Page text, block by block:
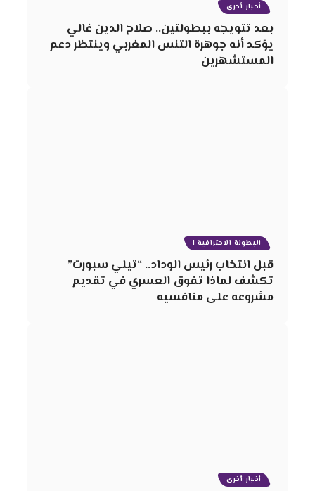
أخبار أخرى
بعد تتويجه ببطولتين.. صلاح الدين غالي
يؤكد أنه جوهرة التنس المغربي وينتظر دعم
المستشهرين
البطولة الاحترافية 1
قبل انتخاب رئيس الوداد.. “تيلي سبورت”
تكشف لماذا تفوق العسري في تقديم
مشروعه على منافسيه
أخبار أخرى